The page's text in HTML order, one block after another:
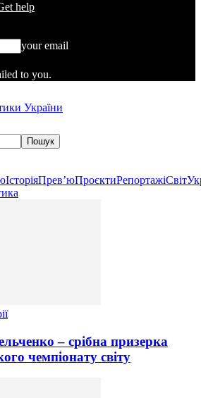
help
your email
to you.
України
ІсторіяПрев’юПроєктиРепортажіСвіт
– срібна призерка
чемпіонату світу